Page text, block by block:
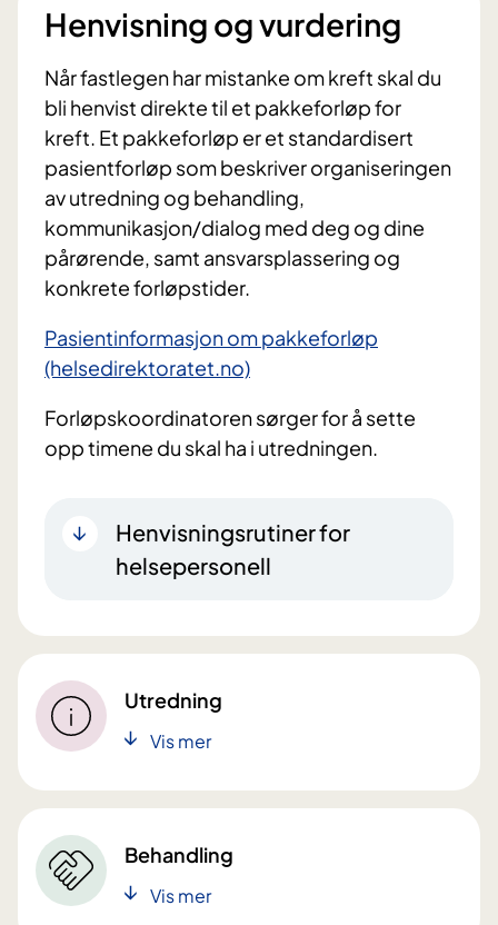
Henvisning og vurdering
Når fastlegen har mistanke om kreft skal du
bli henvist direkte til et pakkeforløp for
kreft. Et pakkeforløp er et standardisert
pasientforløp som beskriver organiseringen
av utredning og behandling,
kommunikasjon/dialog med deg og dine
pårørende, samt ansvarsplassering og
konkrete forløpstider.
Pasientinformasjon om pakkeforløp
(helsedirektoratet.no)
Forløpskoordinatoren sørger for å sette
opp timene du skal ha i utredningen.
Henvisningsrutiner for
helsepersonell
Utredning
Vis mer
Behandling
Vis mer